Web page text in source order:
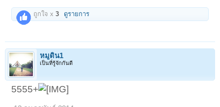
ถูกใจ x3 ดูรายการ
หมูดิน1
เป็นที่รู้จักกันดี
5555+